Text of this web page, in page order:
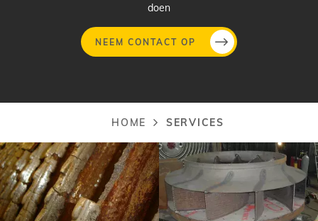
doen
NEEM CONTACT OP
naar
inhoud
gaan
Kruimelpad
HOME SERVICES